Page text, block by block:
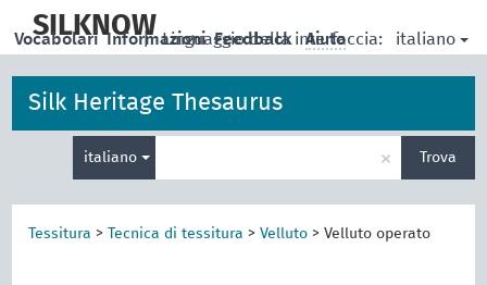
main
SILKNOW
| Linguaggio della interfaccia: italiano
Vocabolari Informazioni Feedback Aiuto
Silk Heritage Thesaurus
italiano
per
la
× Trova
Tessitura > Tecnica di tessitura >Velluto >Velluto operato